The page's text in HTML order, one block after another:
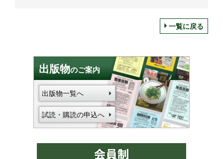
一覧に戻る
出版物のご案内
出版物一覧へ
試読・購読の申込へ